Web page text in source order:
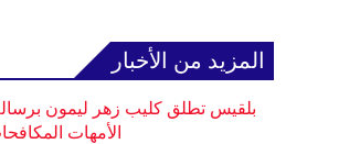
المزيد من الأخبار
بلقيس تطلق كليب زهر ليمون
الأمهات